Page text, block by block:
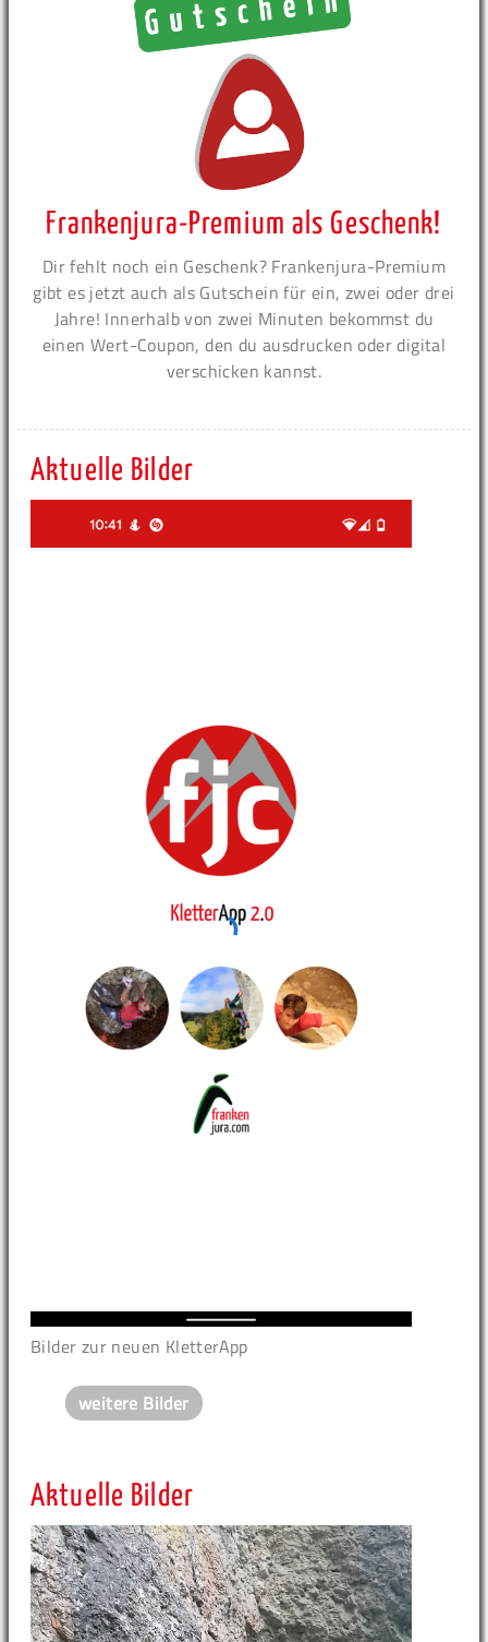
Frankenjura-Premium als Geschenk!
Dir fehlt noch ein Geschenk? Frankenjura-Premium
gibt es jetzt auch als Gutschein für ein, zwei oder drei
Jahre! Innerhalb von zwei Minuten bekommst du
einen Wert-Coupon, den du ausdrucken oder digital
verschicken kannst.
Aktuelle Bilder
Bilder zur neuen KletterApp
weitere Bilder
Aktuelle Bilder